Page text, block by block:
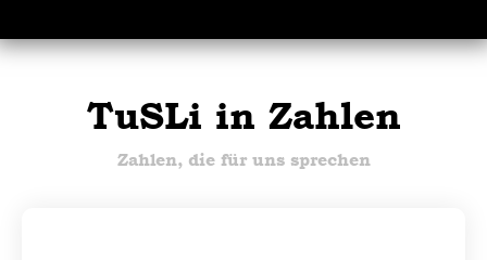
TuSLi in Zahlen
Zahlen, die für uns sprechen